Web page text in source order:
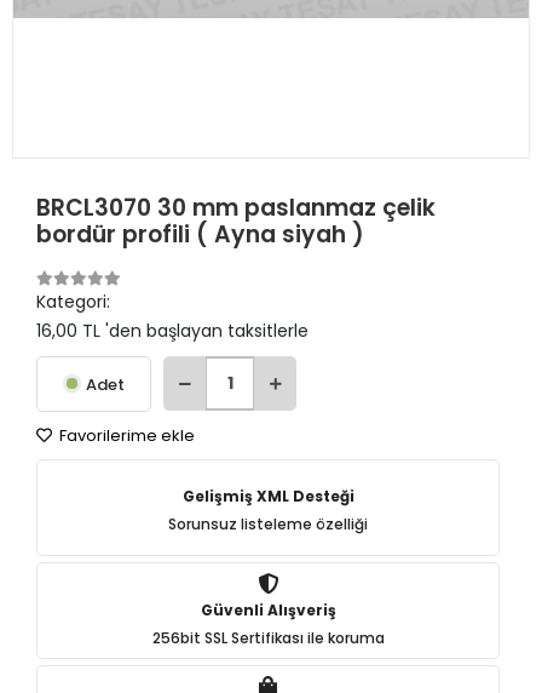
BRCL3070 30 mm paslanmaz çelik
bordür profili ( Ayna siyah )
Kategori:
16,00 TL 'den başlayan taksitlerle
Adet
Favorilerime ekle
Gelişmiş XML Desteği
Sorunsuz listeleme özelliği
Güvenli Alışveriş
256bit SSL Sertifikası ile koruma